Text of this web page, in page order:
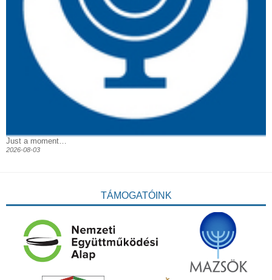
Just a moment…
2026-08-03
TÁMOGATÓINK